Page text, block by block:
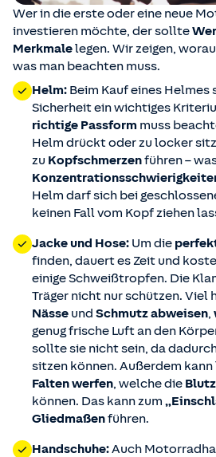
Wer in die erste oder eine neue
investieren möchte, der sollte
Merkmalelegen. Wir zeigen,
was man beachten muss.
Helm: Beim Kauf eines
Sicherheit ein wichtiges
richtige Passform muss
Helm drückt oder zu locker
zu Kopfschmerzenführen –
Helm darf sich bei
keinen Fall vom Kopf ziehen
Jacke und Hose: Um die
finden, dauert es Zeit und
einige Schweißtropfen. Die
Träger nicht nur schützen. Viel
Nässe und Schmutz abweisen,
genug frische Luft an den
sollte sie nicht sein, da
sitzen können. Außerdem
Falten werfen, welche die
können. Das kann zum
Gliedmaßenführen.
Handschuhe:Auch